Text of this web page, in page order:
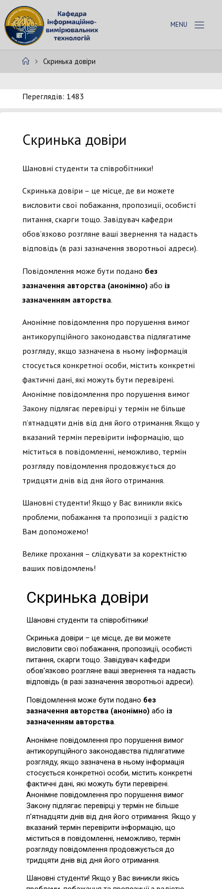
Skip
to
content
ЕД
HomeСкринька довіри
Переглядів: 1483
Скринька довіри
Шановні студенти та співробітники!
Скринька довіри – це місце, де ви можете
висловити свої побажання, пропозиції, особисті
питання, скарги тощо. Завідувач кафедри
обов’язково розгляне ваші звернення та надасть
відповідь (в разі зазначення зворотньої адреси).
Повідомлення може бути подано без
зазначення авторства (анонімно)або із
зазначенням авторства.
Анонімне повідомлення про порушення вимог
антикорупційного законодавства підлягатиме
розгляду, якщо зазначена в ньому інформація
стосується конкретної особи, містить конкретні
фактичні дані, які можуть бути перевірені.
Анонімне повідомлення про порушення вимог
Закону підлягає перевірці у термін не більше
п’ятнадцяти днів від дня його отримання. Якщо у
вказаний термін перевірити інформацію, що
міститься в повідомленні, неможливо, термін
розгляду повідомлення продовжується до
тридцяти днів від дня його отримання.
Шановні студенти! Якщо у Вас виникли якісь
проблеми, побажання та пропозиції з радістю
Вам допоможемо!
Велике прохання – слідкувати за коректністю
ваших повідомлень!